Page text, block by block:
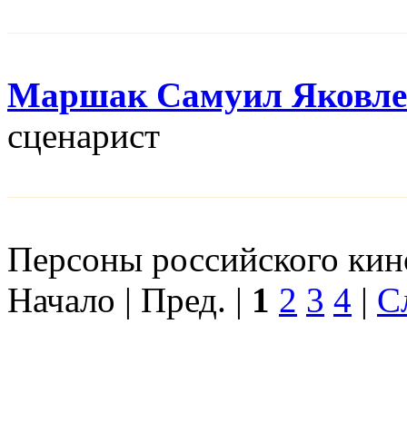
Маршак Самуил
сценарист
Персоны российского
Начало | Пред. | 1 2 3 4 |